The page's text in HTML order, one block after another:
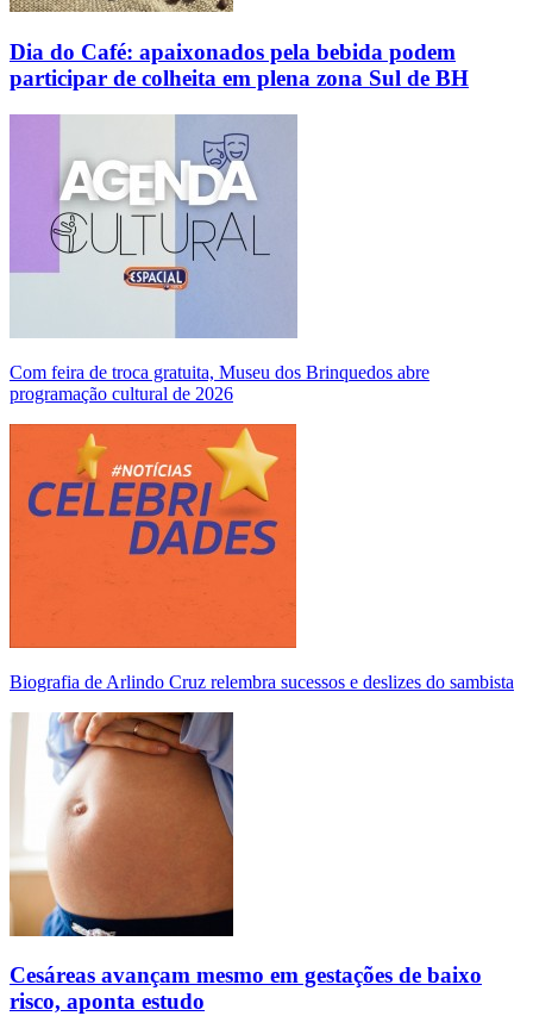
Dia do Café: apaixonados pela bebida podem
participar de colheita em plena zona Sul de BH
Com feira de troca gratuita, Museu dos Brinquedos abre
programação cultural de 2026
Biografia de Arlindo Cruz relembra sucessos e deslizes do sambista
Cesáreas avançam mesmo em gestações de baixo
risco, aponta estudo